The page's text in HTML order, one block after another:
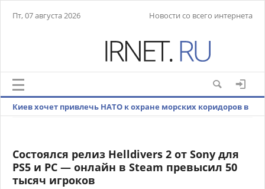
Пт, 07 августа 2026 Новости со всего интернета
Киев хочет привлечь НАТО к охране морских коридоров в
Состоялся релиз Helldivers 2 от Sony для
PS5 и PC — онлайн в Steam превысил 50
тысяч игроков